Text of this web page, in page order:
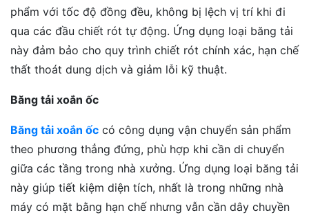
phẩm với tốc độ đồng đều, không bị lệch vị trí khi đi
qua các đầu chiết rót tự động. Ứng dụng loại băng tải
này đảm bảo cho quy trình chiết rót chính xác, hạn chế
thất thoát dung dịch và giảm lỗi kỹ thuật.
Băng tải xoắn ốc
Băng tải xoắn ốc có công dụng vận chuyển sản phẩm
theo phương thẳng đứng, phù hợp khi cần di chuyển
giữa các tầng trong nhà xưởng. Ứng dụng loại băng tải
này giúp tiết kiệm diện tích, nhất là trong những nhà
máy có mặt bằng hạn chế nhưng vẫn cần dây chuyền